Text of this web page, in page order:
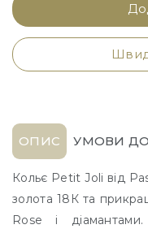
ОПИС УМОВИ
Кольє Petit Joli від
золота 18К та
Rose і